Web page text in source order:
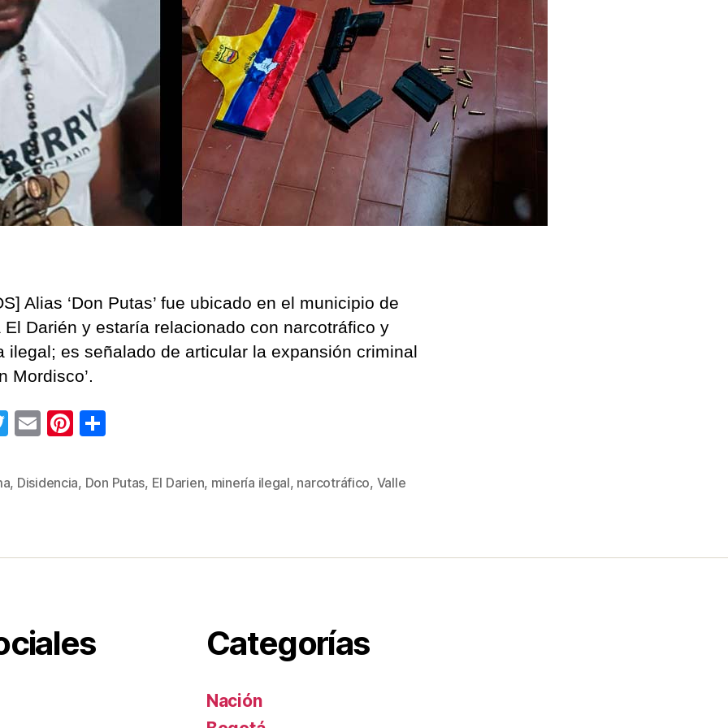
Alias ‘Don Putas’ fue ubicado en el municipio de
El Darién y estaría relacionado con narcotráfico y
ilegal; es señalado de articular la expansión criminal
Mordisco’.
T
tt
E
ail
Pi
er m
tir
, Disidencia, Don Putas, El Darien, minería ilegal, narcotráfico, Valle
Categorías
Nación